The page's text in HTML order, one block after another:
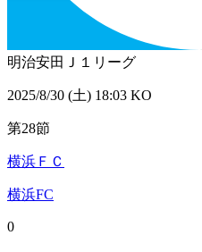
明治安田Ｊ１リーグ
2025/8/30 (土) 18:03 KO
第28節
横浜ＦＣ
横浜FC
0